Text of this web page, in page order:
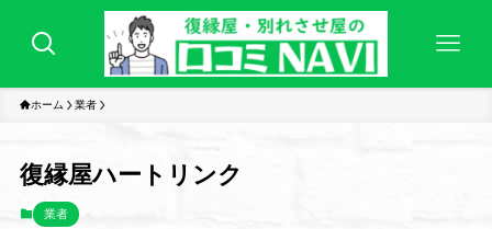
ホーム 業者
復縁屋ハートリンク
業者